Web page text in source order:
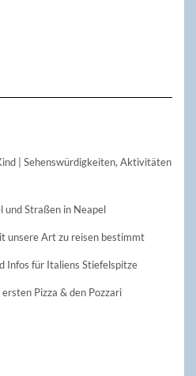
| Sehenswürdigkeiten, Aktivitäten
und Straßen in Neapel
unsere Art zu reisen bestimmt
Infos für Italiens Stiefelspitze
Pizza & den Pozzari